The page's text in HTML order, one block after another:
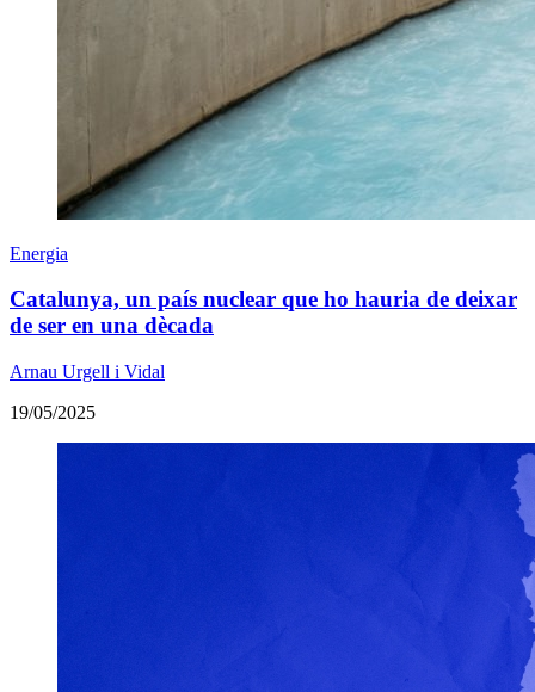
Energia
Catalunya, un país nuclear que ho hauria de deixar
de ser en una dècada
Arnau Urgell i Vidal
19/05/2025